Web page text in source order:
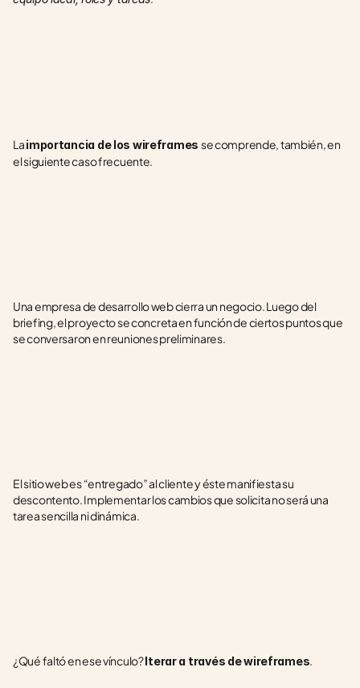
La importancia de los wireframes se comprende, también, en
el siguiente caso frecuente.
Una empresa de desarrollo web cierra un negocio. Luego del
briefing, el proyecto se concreta en función de ciertos puntos que
se conversaron en reuniones preliminares.
El sitio web es “entregado” al cliente y éste manifiesta su
descontento. Implementar los cambios que solicita no será una
tarea sencilla ni dinámica.
¿Qué faltó en ese vínculo? Iterar a través de wireframes.